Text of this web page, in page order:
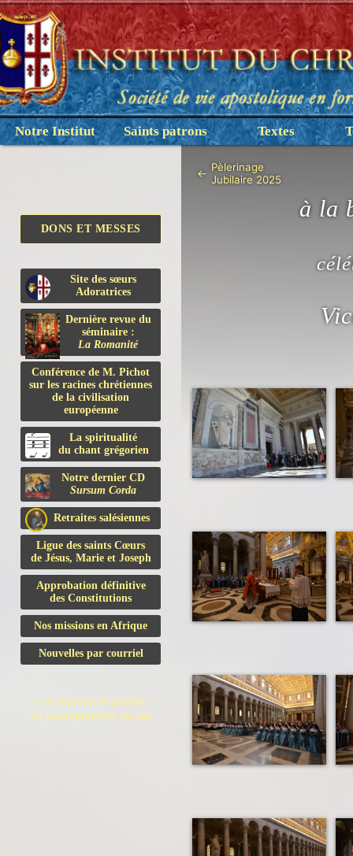
Notre Institut Saints patrons Textes
DONS ET MESSES
Site des sœurs
Adoratrices
Dernière revue du
séminaire :
La Romanité
Conférence de M. Pichot
sur les racines chrétiennes
de la civilisation
européenne
La spiritualité
du chant grégorien
Notre dernier CD
Sursum Corda
Retraites salésiennes
Ligue des saints Cœurs
de Jésus, Marie et Joseph
Approbation définitive
des Constitutions
Nos missions en Afrique
Nouvelles par courriel
Il est interdit de publier
les photographies du site
← Pèlerinage
Jubilaire 2025
à la